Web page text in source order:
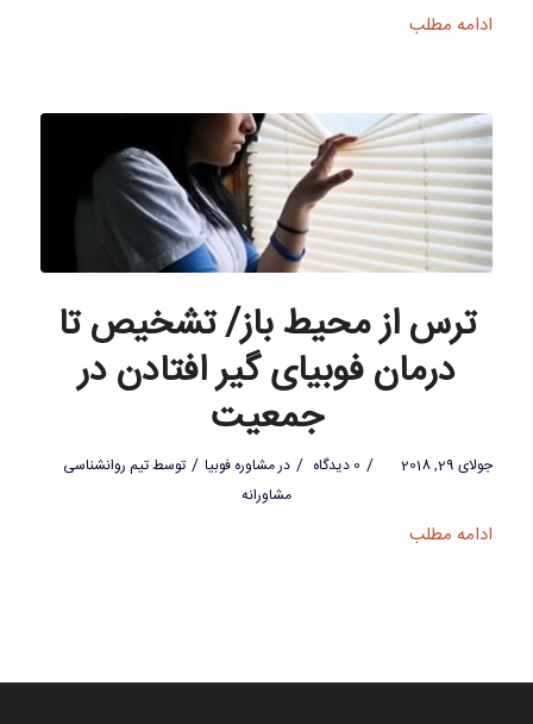
ادامه مطلب
ترس از محیط باز/ تشخیص تا
درمان فوبیای گیر افتادن در
جمعیت
جولای 29, 2018 / 0 دیدگاه / درمشاوره فوبیا / توسطتیم روانشناسی
مشاورانه
ادامه مطلب